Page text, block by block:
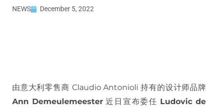
NEWS December 5, 2022
由意大利零售商 Claudio Antonioli 持有的设计师品牌
Ann Demeulemeester近日宣布委任 Ludovic de